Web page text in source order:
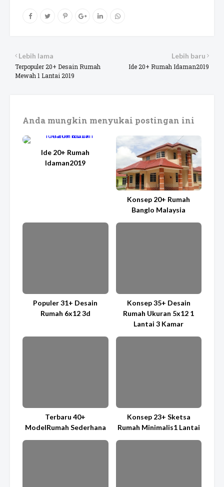
Lebih baru
Ide 20+ Rumah Idaman2019
Lebih lama
Terpopuler 20+ Desain Rumah
Mewah 1 Lantai 2019
Anda mungkin menyukai postingan ini
Ide 20+ Rumah
Idaman2019
Konsep 20+ Rumah
Banglo Malaysia
Populer 31+ Desain
Rumah 6x12 3d
Konsep 35+ Desain
Rumah Ukuran 5x12 1
Lantai 3 Kamar
Terbaru 40+
ModelRumah Sederhana
Konsep 23+ Sketsa
Rumah Minimalis1 Lantai